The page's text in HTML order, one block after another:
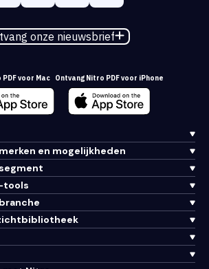
onze nieuwsbrief
voor Mac Ontvang Nitro PDF voor iPhone
en mogelijkheden
tools